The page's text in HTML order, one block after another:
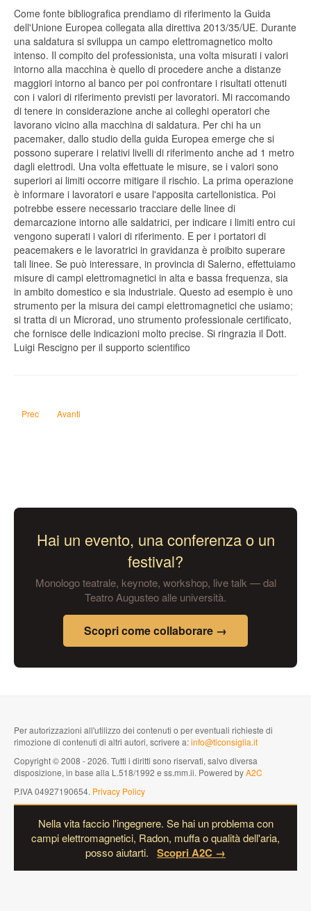
Come fonte bibliografica prendiamo di riferimento la Guida
dell'Unione Europea collegata alla direttiva 2013/35/UE. Durante
una saldatura si sviluppa un campo elettromagnetico molto
intenso. Il compito del professionista, una volta misurati i valori
intorno alla macchina è quello di procedere anche a distanze
maggiori intorno al banco per poi confrontare i risultati ottenuti
con i valori di riferimento previsti per lavoratori. Mi raccomando
di tenere in considerazione anche ai colleghi operatori che
lavorano vicino alla macchina di saldatura. Per chi ha un
pacemaker, dallo studio della guida Europea emerge che si
possono superare i relativi livelli di riferimento anche ad 1 metro
dagli elettrodi. Una volta effettuate le misure, se i valori sono
superiori ai limiti occorre mitigare il rischio. La prima operazione
è informare i lavoratori e usare l'apposita cartellonistica. Poi
potrebbe essere necessario tracciare delle linee di
demarcazione intorno alle saldatrici, per indicare i limiti entro cui
vengono superati i valori di riferimento. E per i portatori di
peacemakers e le lavoratrici in gravidanza è proibito superare
tali linee. Se può interessare, in provincia di Salerno, effettuiamo
misure di campi elettromagnetici in alta e bassa frequenza, sia
in ambito domestico e sia industriale. Questo ad esempio è uno
strumento per la misura dei campi elettromagnetici che usiamo;
si tratta di un Microrad, uno strumento professionale certificato,
che fornisce delle indicazioni molto precise. Si ringrazia il Dott.
Luigi Rescigno per il supporto scientifico
Articolo precedente: Certificati Verdi
Prec Articolo successivo: Carbon Footprint di un'azienda
Avanti
Hai un evento, una conferenza o un
festival?
Monologo teatrale, keynote, workshop, live talk — dal
Teatro Augusteo alle università.
Scopri come collaborare →
Per autorizzazioni all'utilizzo dei contenuti o per eventuali richieste di
rimozione di contenuti di altri autori, scrivere a:info@ticonsiglia.it
Copyright © 2008 - 2026. Tutti i diritti sono riservati, salvo diversa
disposizione, in base alla L.518/1992 e ss.mm.ii. Powered byA2C
P.IVA 04927190654. Privacy Policy
Nella vita faccio l'ingegnere. Se hai un problema con
campi elettromagnetici, Radon, muffa o qualità dell'aria,
posso aiutarti.
Scopri A2C →